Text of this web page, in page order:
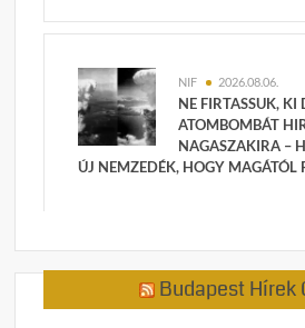
NIF 2026.08.06.
NE FIRTASSUK, KI
ATOMBOMBÁT
NAGASZAKIRA –
ÚJ NEMZEDÉK, HOGY MAGÁTÓL
Budapest Hírek